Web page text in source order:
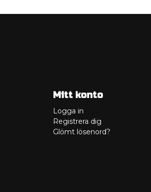
Mitt konto
Logga in
Registrera dig
Glömt lösenord?